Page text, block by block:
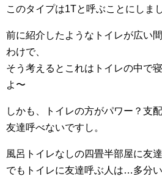
このタイプは1Tと呼ぶことにしまし
前に紹介したようなトイレが広い
わけで、
そう考えるとこれはトイレの中で
よ〜
しかも、トイレの方がパワー？支
友達呼べないですし。
風呂トイレなしの四畳半部屋に友
でもトイレに友達呼ぶ人は…多分